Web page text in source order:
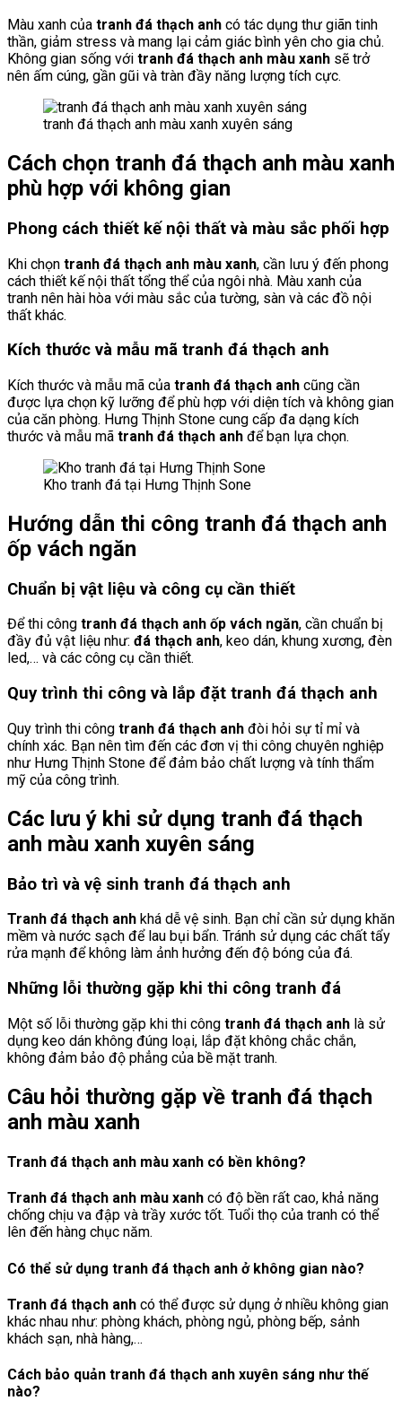
Màu xanh của tranh đá thạch anh có tác dụng thư giãn tinh
thần, giảm stress và mang lại cảm giác bình yên cho gia chủ.
Không gian sống với tranh đá thạch anh màu xanh sẽ trở
nên ấm cúng, gần gũi và tràn đầy năng lượng tích cực.
tranh đá thạch anh màu xanh xuyên sáng
Cách chọn tranh đá thạch anh màu xanh
phù hợp với không gian
Phong cách thiết kế nội thất và màu sắc phối hợp
Khi chọn tranh đá thạch anh màu xanh, cần lưu ý đến phong
cách thiết kế nội thất tổng thể của ngôi nhà. Màu xanh của
tranh nên hài hòa với màu sắc của tường, sàn và các đồ nội
thất khác.
Kích thước và mẫu mã tranh đá thạch anh
Kích thước và mẫu mã của tranh đá thạch anh cũng cần
được lựa chọn kỹ lưỡng để phù hợp với diện tích và không gian
của căn phòng. Hưng Thịnh Stone cung cấp đa dạng kích
thước và mẫu mã tranh đá thạch anh để bạn lựa chọn.
Kho tranh đá tại Hưng Thịnh Sone
Hướng dẫn thi công tranh đá thạch anh
ốp vách ngăn
Chuẩn bị vật liệu và công cụ cần thiết
Để thi công tranh đá thạch anh ốp vách ngăn, cần chuẩn bị
đầy đủ vật liệu như: đá thạch anh, keo dán, khung xương, đèn
led,… và các công cụ cần thiết.
Quy trình thi công và lắp đặt tranh đá thạch anh
Quy trình thi công tranh đá thạch anh đòi hỏi sự tỉ mỉ và
chính xác. Bạn nên tìm đến các đơn vị thi công chuyên nghiệp
như Hưng Thịnh Stone để đảm bảo chất lượng và tính thẩm
mỹ của công trình.
Các lưu ý khi sử dụng tranh đá thạch
anh màu xanh xuyên sáng
Bảo trì và vệ sinh tranh đá thạch anh
Tranh đá thạch anh khá dễ vệ sinh. Bạn chỉ cần sử dụng khăn
mềm và nước sạch để lau bụi bẩn. Tránh sử dụng các chất tẩy
rửa mạnh để không làm ảnh hưởng đến độ bóng của đá.
Những lỗi thường gặp khi thi công tranh đá
Một số lỗi thường gặp khi thi công tranh đá thạch anh là sử
dụng keo dán không đúng loại, lắp đặt không chắc chắn,
không đảm bảo độ phẳng của bề mặt tranh.
Câu hỏi thường gặp về tranh đá thạch
anh màu xanh
Tranh đá thạch anh màu xanh có bền không?
Tranh đá thạch anh màu xanh có độ bền rất cao, khả năng
chống chịu va đập và trầy xước tốt. Tuổi thọ của tranh có thể
lên đến hàng chục năm.
Có thể sử dụng tranh đá thạch anh ở không gian nào?
Tranh đá thạch anh có thể được sử dụng ở nhiều không gian
khác nhau như: phòng khách, phòng ngủ, phòng bếp, sảnh
khách sạn, nhà hàng,…
Cách bảo quản tranh đá thạch anh xuyên sáng như thế
nào?